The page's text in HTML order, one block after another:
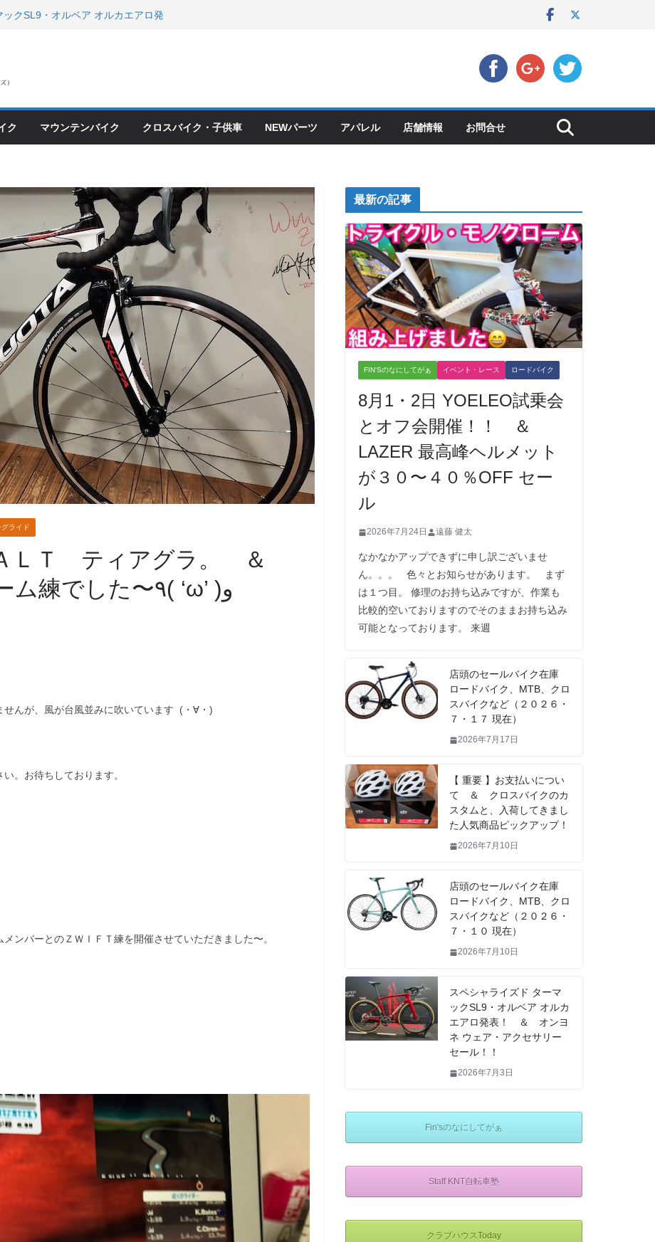
クSL9・オルベア オルカエアロ発
％OFF セール
ードバイク、MTB、クロスバイク
現在）
ピックアップ！
ロードバイク、MTB、クロスバイク
現在）
ク マウンテンバイク クロスバイク・子供車 NEWパーツ アパレル 店舗情報 お問合せ
ライド
ＬＴ ティアグラ。 ＆
朝はＺＷＩＦＴでチーム練でした〜٩( ‘ω’ )و
んが、風が台風並みに吹いています (・∀・)
。お待ちしております。
ンバーとのＺＷＩＦＴ練を開催させていただきました〜。
最新の記事
FIN'Sのなにしてがぁ イベント・レース ロードバイク
8月1・2日 YOELEO試乗会
とオフ会開催！！ ＆
LAZER 最高峰ヘルメット
が３０〜４０％OFF セー
ル
2026年7月24日 遠藤 健太
なかなかアップできずに申し訳ございませ
ん。。。 色々とお知らせがあります。 まず
は１つ目。 修理のお持ち込みですが、作業も
比較的空いておりますのでそのままお持ち込み
可能となっております。 来週
店頭のセールバイク在庫
ロードバイク、MTB、クロ
スバイクなど（２０２６・
７・１７ 現在）
2026年7月17日
【 重要 】お支払いについ
て ＆ クロスバイクのカ
スタムと、入荷してきまし
た人気商品ピックアップ！
2026年7月10日
店頭のセールバイク在庫
ロードバイク、MTB、クロ
スバイクなど（２０２６・
７・１０ 現在）
2026年7月10日
スペシャライズド ターマ
ックSL9・オルベア オルカ
エアロ発表！ ＆ オンヨ
ネ ウェア・アクセサリー
セール！！
2026年7月3日
Fin'sのなにしてがぁ
Staff KNT自転車塾
クラブハウスToday